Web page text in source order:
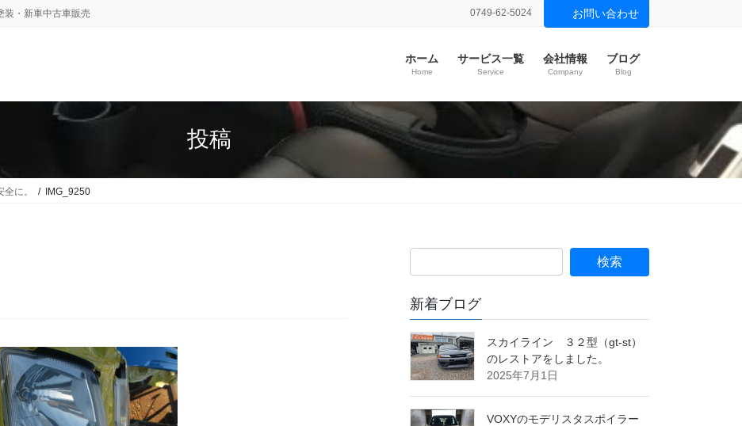
装・新車中古車販売 0749-62-5024 お問い合わせ
ホーム
Home
サービス一覧
Service
会社情報
Company
ブログ
Blog
投稿
に。 IMG_9250
新着ブログ
スカイライン ３２型（gt-st）
のレストアをしました。
2025年7月1日
VOXYのモデリスタスポイラー